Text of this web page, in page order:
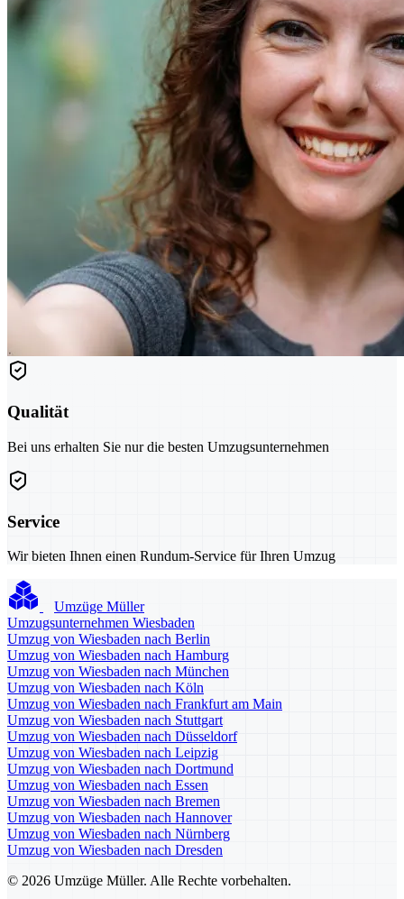
Qualität
Bei uns erhalten Sie nur die besten Umzugsunternehmen
Service
Wir bieten Ihnen einen Rundum-Service für Ihren Umzug
Umzüge Müller
Umzugsunternehmen Wiesbaden
Umzug von Wiesbaden nach Berlin
Umzug von Wiesbaden nach Hamburg
Umzug von Wiesbaden nach München
Umzug von Wiesbaden nach Köln
Umzug von Wiesbaden nach Frankfurt am Main
Umzug von Wiesbaden nach Stuttgart
Umzug von Wiesbaden nach Düsseldorf
Umzug von Wiesbaden nach Leipzig
Umzug von Wiesbaden nach Dortmund
Umzug von Wiesbaden nach Essen
Umzug von Wiesbaden nach Bremen
Umzug von Wiesbaden nach Hannover
Umzug von Wiesbaden nach Nürnberg
Umzug von Wiesbaden nach Dresden
© 2026 Umzüge Müller. Alle Rechte vorbehalten.